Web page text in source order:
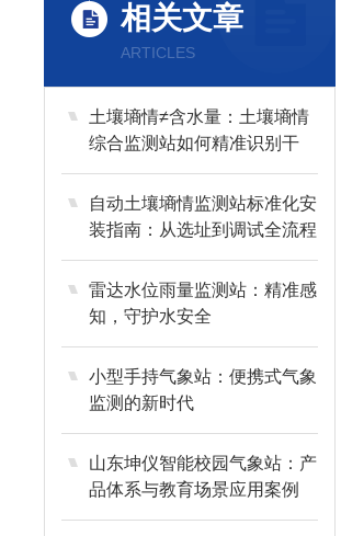
相关文章
ARTICLES
土壤墒情≠含水量：土壤墒情
综合监测站如何精准识别干
旱、渍涝与盐渍化风险？
自动土壤墒情监测站标准化安
装指南：从选址到调试全流程
解析
雷达水位雨量监测站：精准感
知，守护水安全
小型手持气象站：便携式气象
监测的新时代
山东坤仪智能校园气象站：产
品体系与教育场景应用案例